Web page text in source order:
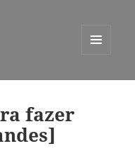
WIDGETS
fazer